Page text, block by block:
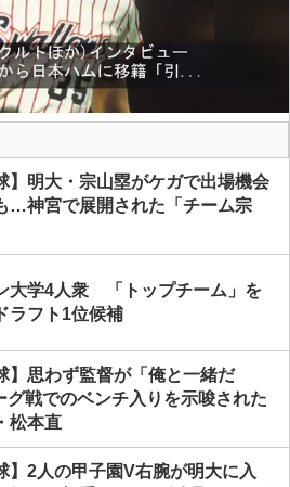
】明大・宗山塁がケガで出場機会
…神宮で展開された「チーム宗
大学4人衆 「トップチーム」を
ラフト1位候補
】思わず監督が「俺と一緒だ
グ戦でのベンチ入りを示唆された
松本直
】2人の甲子園V右腕が明大に入